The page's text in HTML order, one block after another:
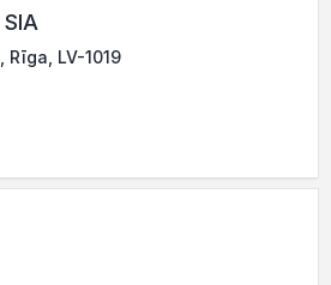
LV-1019